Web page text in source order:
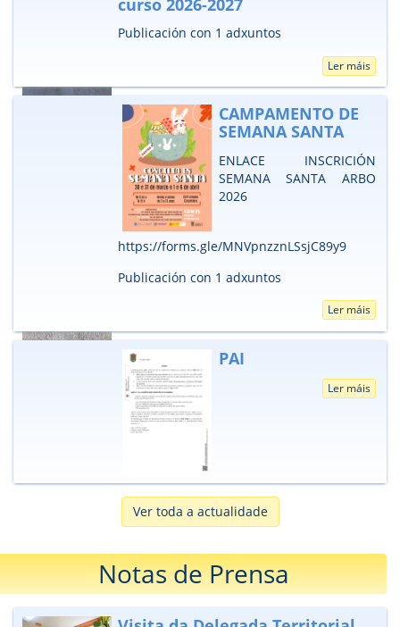
curso 2026-2027
Publicación con 1 adxuntos
Ler máis
CAMPAMENTO DE
SEMANA SANTA
ENLACE INSCRICIÓN
SEMANA SANTA ARBO
2026
https://forms.gle/MNVpnzznLSsjC89y9
Publicación con 1 adxuntos
Ler máis
PAI
Ler máis
Ver toda a actualidade
Notas de Prensa